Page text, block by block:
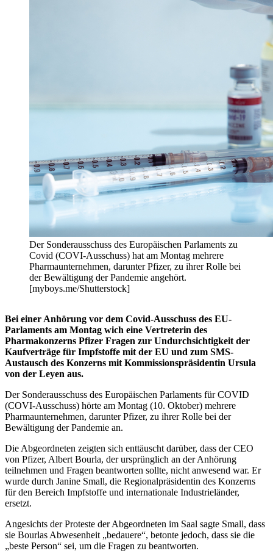
Der Sonderausschuss des Europäischen Parlaments zu
Covid (COVI-Ausschuss) hat am Montag mehrere
Pharmaunternehmen, darunter Pfizer, zu ihrer Rolle bei
der Bewältigung der Pandemie angehört.
[myboys.me/Shutterstock]
Bei einer Anhörung vor dem Covid-Ausschuss des EU-
Parlaments am Montag wich eine Vertreterin des
Pharmakonzerns Pfizer Fragen zur Undurchsichtigkeit der
Kaufverträge für Impfstoffe mit der EU und zum SMS-
Austausch des Konzerns mit Kommissionspräsidentin Ursula
von der Leyen aus.
Der Sonderausschuss des Europäischen Parlaments für COVID
(COVI-Ausschuss) hörte am Montag (10. Oktober) mehrere
Pharmaunternehmen, darunter Pfizer, zu ihrer Rolle bei der
Bewältigung der Pandemie an.
Die Abgeordneten zeigten sich enttäuscht darüber, dass der CEO
von Pfizer, Albert Bourla, der ursprünglich an der Anhörung
teilnehmen und Fragen beantworten sollte, nicht anwesend war. Er
wurde durch Janine Small, die Regionalpräsidentin des Konzerns
für den Bereich Impfstoffe und internationale Industrieländer,
ersetzt.
Angesichts der Proteste der Abgeordneten im Saal sagte Small, dass
sie Bourlas Abwesenheit „bedauere“, betonte jedoch, dass sie die
„beste Person“ sei, um die Fragen zu beantworten.